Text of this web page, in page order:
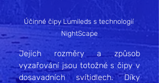
Účinné čipy Lumileds s technologií
NightScape
Jejich rozměry a způsob
vyzařování jsou totožné s čipy v
dosavadních svítidlech. Díky